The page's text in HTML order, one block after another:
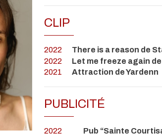
CLIP
2022
There is a reason de
2022
Let me freeze again
2021
Attraction de Yardenn
PUBLICITÉ
2022 Pub “Sainte